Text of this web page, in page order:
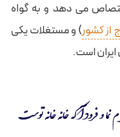
می دهد و به گواه
از کشور) و مستغلات یکی
است.